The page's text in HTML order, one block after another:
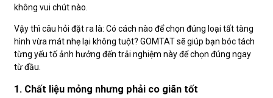
không vui chút nào.
Vậy thì câu hỏi đặt ra là: Có cách nào để chọn đúng loại tất tàng
hình vừa mát nhẹ lại không tuột? GOMTAT sẽ giúp bạn bóc tách
từng yếu tố ảnh hưởng đến trải nghiệm này để chọn đúng ngay
từ đầu.
1. Chất liệu mỏng nhưng phải co giãn tốt